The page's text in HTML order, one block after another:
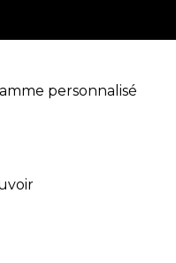
personnalisé